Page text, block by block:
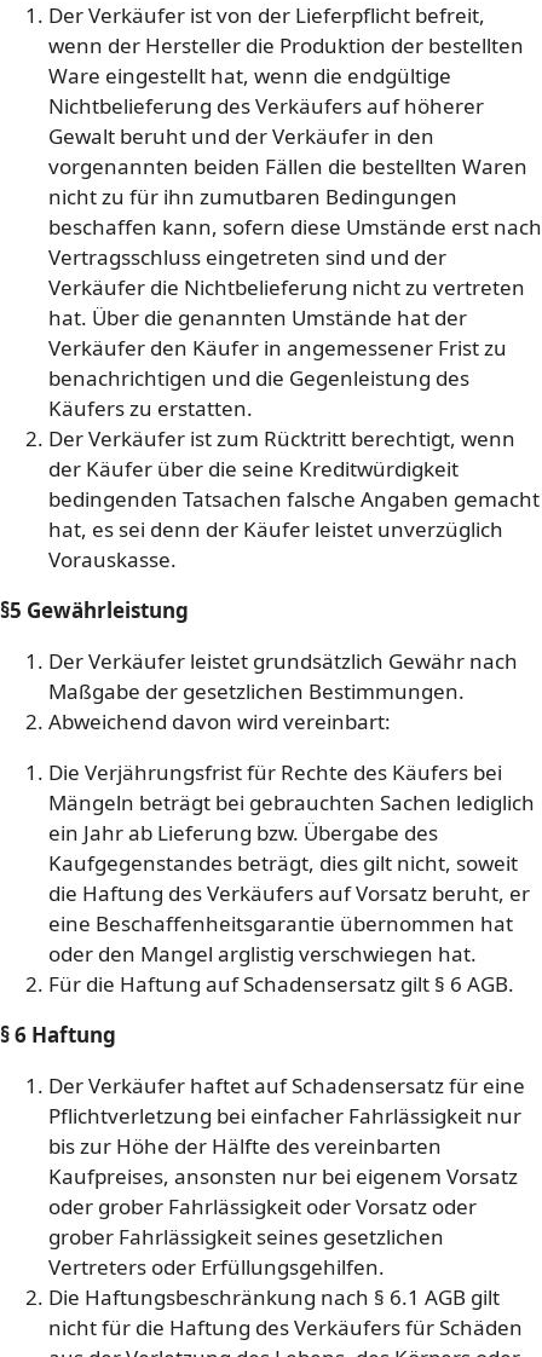
Der Verkäufer ist von der Lieferpflicht befreit,
wenn der Hersteller die Produktion der bestellten
Ware eingestellt hat, wenn die endgültige
Nichtbelieferung des Verkäufers auf höherer
Gewalt beruht und der Verkäufer in den
vorgenannten beiden Fällen die bestellten Waren
nicht zu für ihn zumutbaren Bedingungen
beschaffen kann, sofern diese Umstände erst nach
Vertragsschluss eingetreten sind und der
Verkäufer die Nichtbelieferung nicht zu vertreten
hat. Über die genannten Umstände hat der
Verkäufer den Käufer in angemessener Frist zu
benachrichtigen und die Gegenleistung des
Käufers zu erstatten.
Der Verkäufer ist zum Rücktritt berechtigt, wenn
der Käufer über die seine Kreditwürdigkeit
bedingenden Tatsachen falsche Angaben gemacht
hat, es sei denn der Käufer leistet unverzüglich
Vorauskasse.
§5 Gewährleistung
Der Verkäufer leistet grundsätzlich Gewähr nach
Maßgabe der gesetzlichen Bestimmungen.
Abweichend davon wird vereinbart:
Die Verjährungsfrist für Rechte des Käufers bei
Mängeln beträgt bei gebrauchten Sachen lediglich
ein Jahr ab Lieferung bzw. Übergabe des
Kaufgegenstandes beträgt, dies gilt nicht, soweit
die Haftung des Verkäufers auf Vorsatz beruht, er
eine Beschaffenheitsgarantie übernommen hat
oder den Mangel arglistig verschwiegen hat.
Für die Haftung auf Schadensersatz gilt § 6 AGB.
§ 6 Haftung
Der Verkäufer haftet auf Schadensersatz für eine
Pflichtverletzung bei einfacher Fahrlässigkeit nur
bis zur Höhe der Hälfte des vereinbarten
Kaufpreises, ansonsten nur bei eigenem Vorsatz
oder grober Fahrlässigkeit oder Vorsatz oder
grober Fahrlässigkeit seines gesetzlichen
Vertreters oder Erfüllungsgehilfen.
Die Haftungsbeschränkung nach § 6.1 AGB gilt
nicht für die Haftung des Verkäufers für Schäden